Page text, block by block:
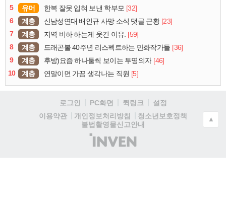
5
유머 한복 잘못 입혀 보낸 학부모 [32]
6
계층 신남성연대 배인규 사망 소식 댓글 근황 [23]
7
계층 지역 비하 하는게 웃긴 이유. [59]
8
계층 드래곤볼 40주년 리스펙트하는 만화작가들 [36]
9
계층 후방)요즘 하나둘씩 보이는 투명의자 [46]
10
계층 연말이면 가끔 생각나는 직원 [5]
로그인 PC화면 퀵링크
설정
이용약관
개인정보처리방침
청소년보호정책
불법촬영물신고안내
(주)
인
▲